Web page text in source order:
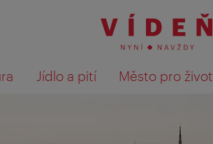
Jídlo a pití Město pro život